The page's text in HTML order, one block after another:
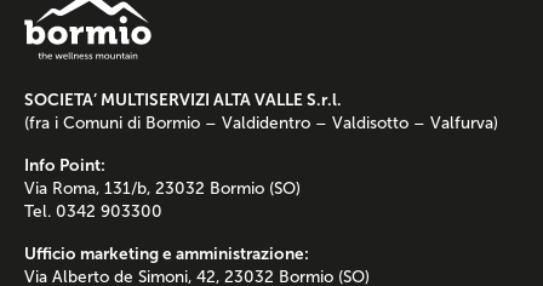
SOCIETA’ MULTISERVIZI ALTA VALLE S.r.l.
(fra i Comuni di Bormio – Valdidentro – Valdisotto – Valfurva)
Info Point:
Via Roma, 131/b, 23032 Bormio (SO)
Tel. 0342 903300
Ufficio marketing e amministrazione:
Via Alberto de Simoni, 42, 23032 Bormio (SO)